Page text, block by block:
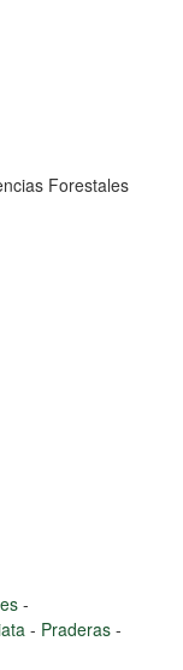
Forestales
-
- Praderas -